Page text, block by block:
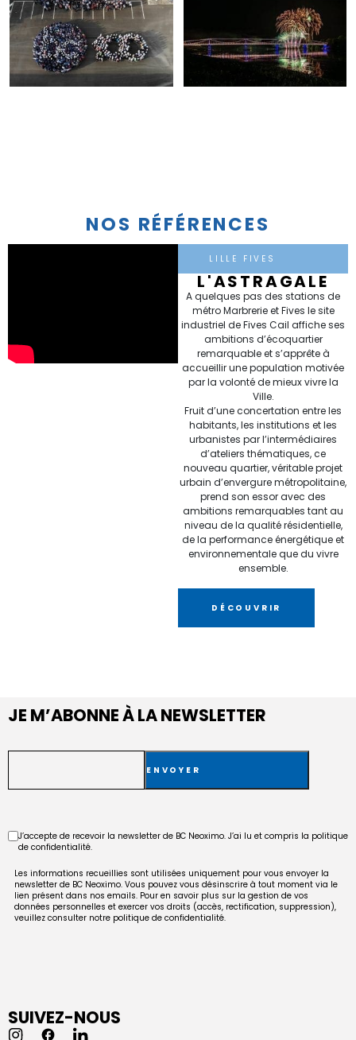
NOS RÉFÉRENCES
LILLE FIVES
L'ASTRAGALE
A quelques pas des stations de
métro Marbrerie et Fives le site
industriel de Fives Cail affiche ses
ambitions d’écoquartier
remarquable et s’apprête à
accueillir une population motivée
par la volonté de mieux vivre la
Ville.
Fruit d’une concertation entre les
habitants, les institutions et les
urbanistes par l’intermédiaires
d’ateliers thématiques, ce
nouveau quartier, véritable projet
urbain d’envergure métropolitaine,
prend son essor avec des
ambitions remarquables tant au
niveau de la qualité résidentielle,
de la performance énergétique et
environnementale que du vivre
ensemble.
DÉCOUVRIR
JE M’ABONNE À LA NEWSLETTER
RGPD
J’accepte de recevoir la newsletter de BC Neoximo. J’ai lu et compris la politique
de confidentialité.
Les informations recueillies sont utilisées uniquement pour vous envoyer la
newsletter de BC Neoximo. Vous pouvez vous désinscrire à tout moment via le
lien présent dans nos emails. Pour en savoir plus sur la gestion de vos
données personnelles et exercer vos droits (accès, rectification, suppression),
veuillez consulter notre politique de confidentialité.
SUIVEZ-NOUS